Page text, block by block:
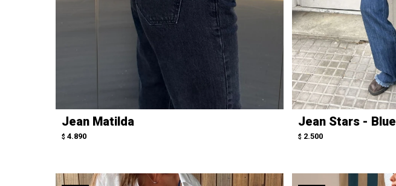
Jean Matilda
$ 4.890
Jean Stars - Blue
$ 2.500